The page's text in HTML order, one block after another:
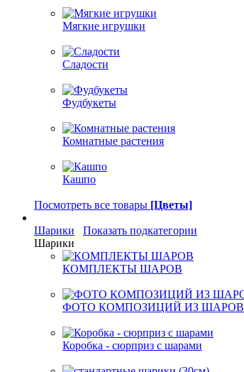
Мягкие игрушки
Сладости
Фудбукеты
Комнатные растения
Кашпо
Посмотреть все товары [Цветы]
Шарики
Показать подкатегории
Шарики
КОМПЛЕКТЫ ШАРОВ
ФОТО КОМПОЗИЦИЙ ИЗ ШАРОВ
Коробка - сюрприз с шарами